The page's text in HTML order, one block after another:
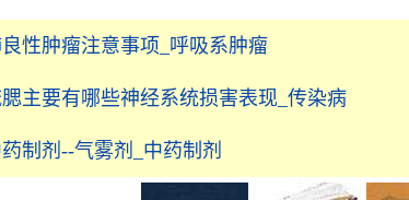
性肿瘤注意事项_呼吸系肿瘤
主要有哪些神经系统损害表现_传染病
制剂--气雾剂_中药制剂